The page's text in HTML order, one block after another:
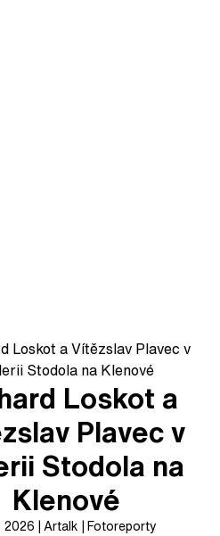
Loskot a
Plavec v
Stodola na
Klenové
2026 Artalk Fotoreporty